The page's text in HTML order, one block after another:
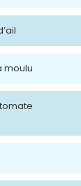
moulu